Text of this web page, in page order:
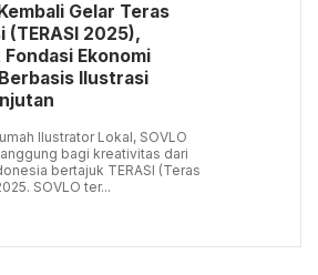
Gelar Teras
(TERASI 2025),
Fondasi Ekonomi
Ilustrasi
Ilustrator Lokal, SOVLO
bagi kreativitas dari
bertajuk TERASI (Teras
SOVLO ter...